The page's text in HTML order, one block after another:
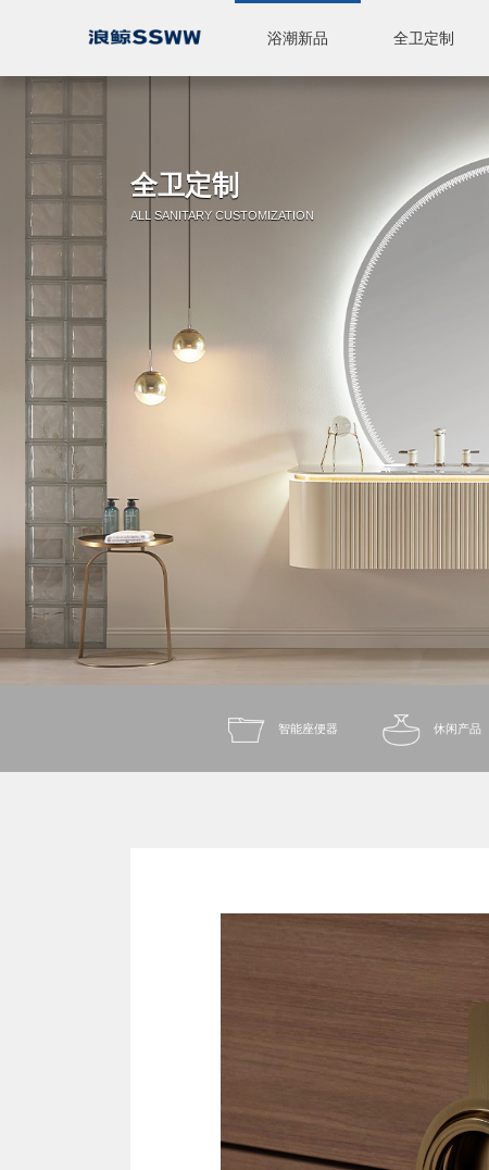
浴潮新品 全卫定制
全卫定制
ALL SANITARY CUSTOMIZATION
智能座便器 休闲产品